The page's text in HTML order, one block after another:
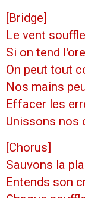
[Bridge]
Le vent
Si on tend
On peut tout
Nos mains
Effacer les
Unissons nos
[Chorus]
Sauvons la
Entends son